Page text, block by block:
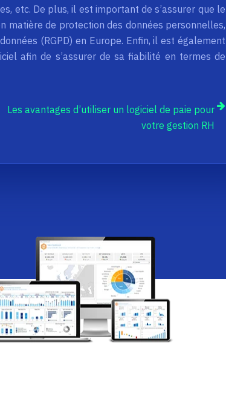
etc. De plus, il est important de s’assurer que le
matière de protection des données personnelles,
(RGPD) en Europe. Enfin, il est également
afin de s’assurer de sa fiabilité en termes de
Les avantages d’utiliser un logiciel de paie pour
votre gestion RH